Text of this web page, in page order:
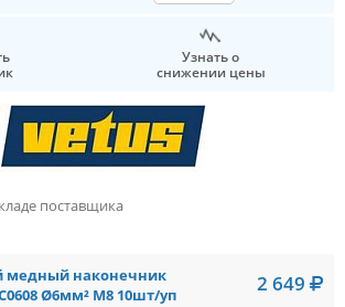
Узнать о
снижении цены
поставщика
медный наконечник
Ø6мм² M8 10шт/уп
2 649